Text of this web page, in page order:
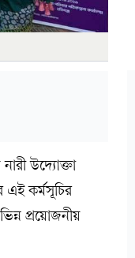
উদ্যোক্তা
এই কর্মসূচির
প্রয়োজনীয়